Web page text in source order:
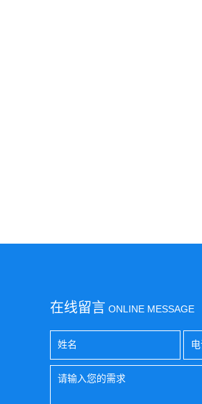
在线留言 ONLINE MESSAGE